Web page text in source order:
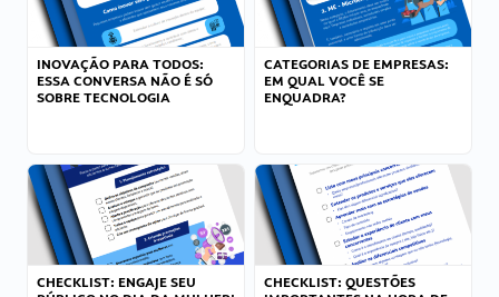
INOVAÇÃO PARA TODOS:
ESSA CONVERSA NÃO É SÓ
SOBRE TECNOLOGIA
CATEGORIAS DE EMPRESAS:
EM QUAL VOCÊ SE
ENQUADRA?
CHECKLIST: ENGAJE SEU
CHECKLIST: QUESTÕES